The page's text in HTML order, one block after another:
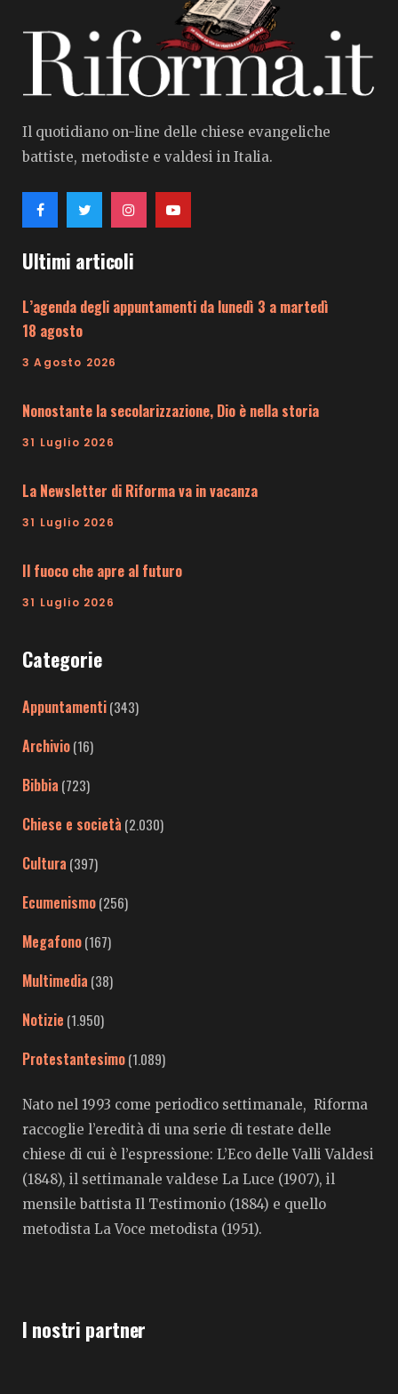
Il quotidiano on-line delle chiese evangeliche
battiste, metodiste e valdesi in Italia.
Ultimi articoli
L’agenda degli appuntamenti da lunedì 3 a martedì
18 agosto
3 Agosto 2026
Nonostante la secolarizzazione, Dio è nella storia
31 Luglio 2026
La Newsletter di Riforma va in vacanza
31 Luglio 2026
Il fuoco che apre al futuro
31 Luglio 2026
Categorie
Appuntamenti(343)
Archivio(16)
Bibbia (723)
Chiese e società (2.030)
Cultura (397)
Ecumenismo(256)
Megafono(167)
Multimedia (38)
Notizie (1.950)
Protestantesimo(1.089)
Nato nel 1993 come periodico settimanale, Riforma
raccoglie l’eredità di una serie di testate delle
chiese di cui è l’espressione: L’Eco delle Valli Valdesi
(1848), il settimanale valdese La Luce (1907), il
mensile battista Il Testimonio (1884) e quello
metodista La Voce metodista (1951).
I nostri partner